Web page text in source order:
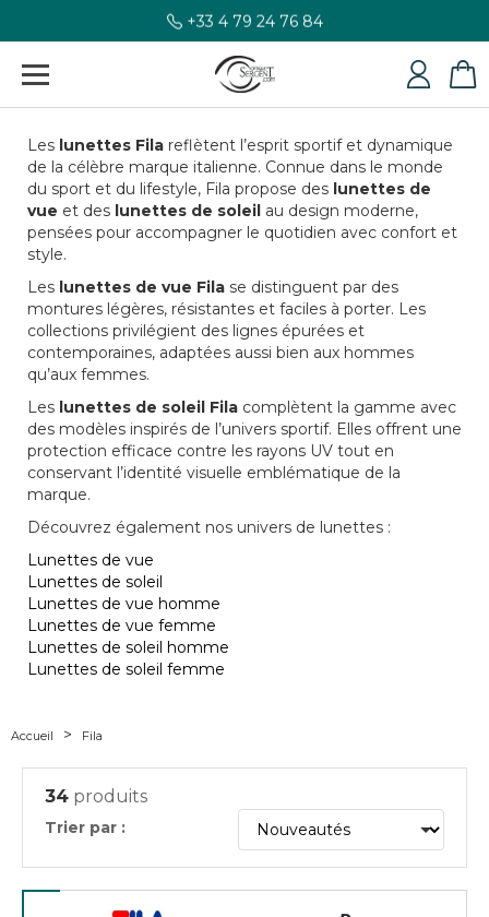
+33 4 79 24 76 84
Les lunettes Fila reflètent l’esprit sportif et dynamique
de la célèbre marque italienne. Connue dans le monde
du sport et du lifestyle, Fila propose des lunettes de
vue et des lunettes de soleil au design moderne,
pensées pour accompagner le quotidien avec confort et
style.
Les lunettes de vue Fila se distinguent par des
montures légères, résistantes et faciles à porter. Les
collections privilégient des lignes épurées et
contemporaines, adaptées aussi bien aux hommes
qu’aux femmes.
Les lunettes de soleil Fila complètent la gamme avec
des modèles inspirés de l’univers sportif. Elles offrent une
protection efficace contre les rayons UV tout en
conservant l’identité visuelle emblématique de la
marque.
Découvrez également nos univers de lunettes :
Lunettes de vue
Lunettes de soleil
Lunettes de vue homme
Lunettes de vue femme
Lunettes de soleil homme
Lunettes de soleil femme
Accueil Fila
34 produits
Trier par :